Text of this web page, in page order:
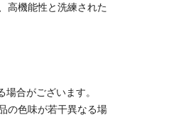
高機能性と洗練された
合がございます。
の色味が若干異なる場